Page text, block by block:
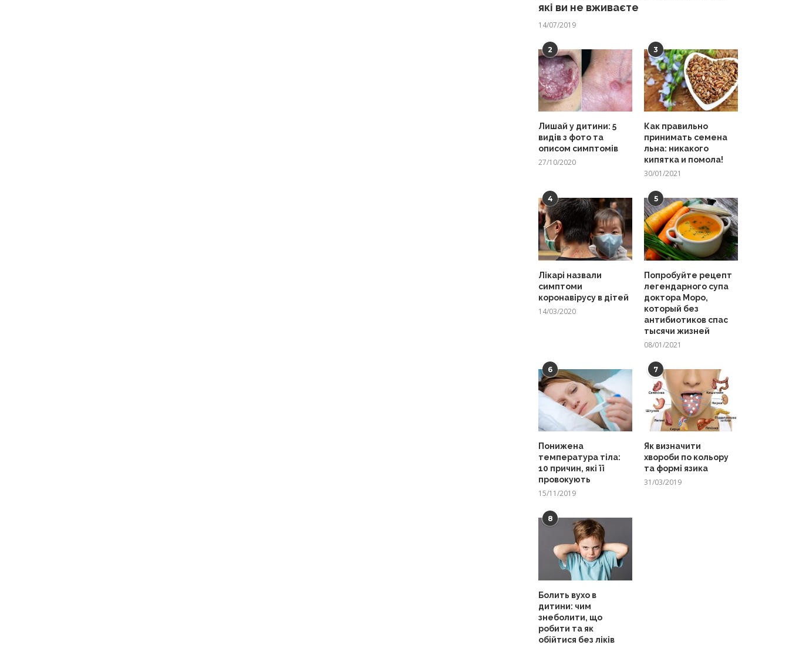
які ви не вживаєте
14/07/2019
2
Лишай у дитини: 5
видів з фото та
описом симптомів
27/10/2020
3
Как правильно
принимать семена
льна: никакого
кипятка и помола!
30/01/2021
4
Лікарі назвали
симптоми
коронавірусу в дітей
14/03/2020
5
Попробуйте рецепт
легендарного супа
доктора Моро,
который без
антибиотиков спас
тысячи жизней
08/01/2021
6
Понижена
температура тіла:
10 причин, які її
провокують
15/11/2019
7
Як визначити
хвороби по кольору
та формі язика
31/03/2019
8
Болить вухо в
дитини: чим
знеболити, що
робити та як
обійтися без ліків